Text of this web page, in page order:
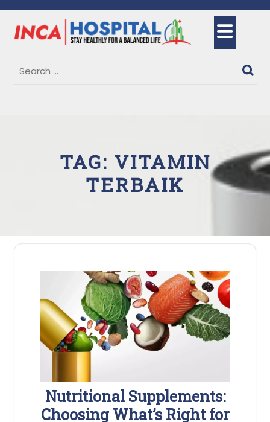
content
TAG: VITAMIN
TERBAIK
Nutritional Supplements:
Choosing What’s Right for